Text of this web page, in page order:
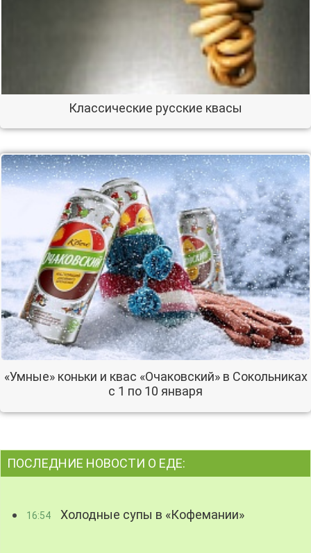
Классические русские квасы
«Умные» коньки и квас «Очаковский» в Сокольниках
с 1 по 10 января
ПОСЛЕДНИЕ НОВОСТИ О ЕДЕ:
16:54 Холодные супы в «Кофемании»